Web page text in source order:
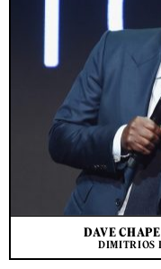
DAVE
DIMITRIOS